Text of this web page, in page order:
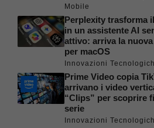
Mobile
Perplexity trasforma
in un assistente AI
attivo: arriva la
per macOS
Innovazioni
Prime Video copia
arrivano i video
“Clips” per scoprire
serie
Innovazioni